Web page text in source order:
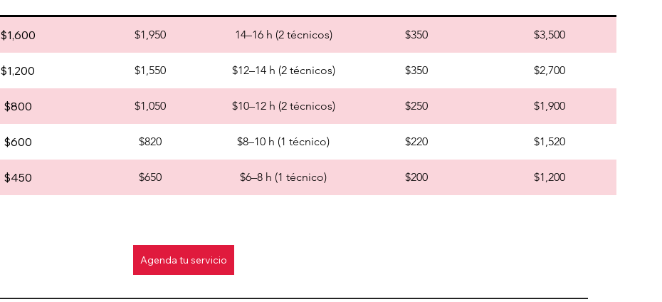
$1,600 $1,950 14–16 h (2 técnicos) $350 $3,500
$1,200 $1,550 $12–14 h (2 técnicos) $350 $2,700
$800 $1,050 $10–12 h (2 técnicos) $250 $1,900
$600 $820 $8–10 h (1 técnico) $220 $1,520
$450 $650 $6–8 h (1 técnico) $200 $1,200
Agenda tu servicio